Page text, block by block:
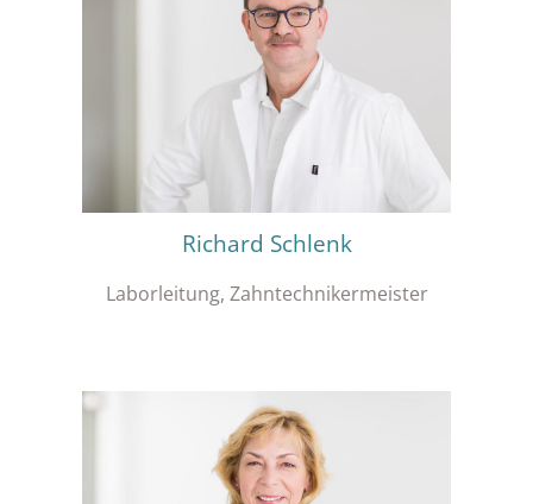
Richard Schlenk
Laborleitung, Zahntechnikermeister